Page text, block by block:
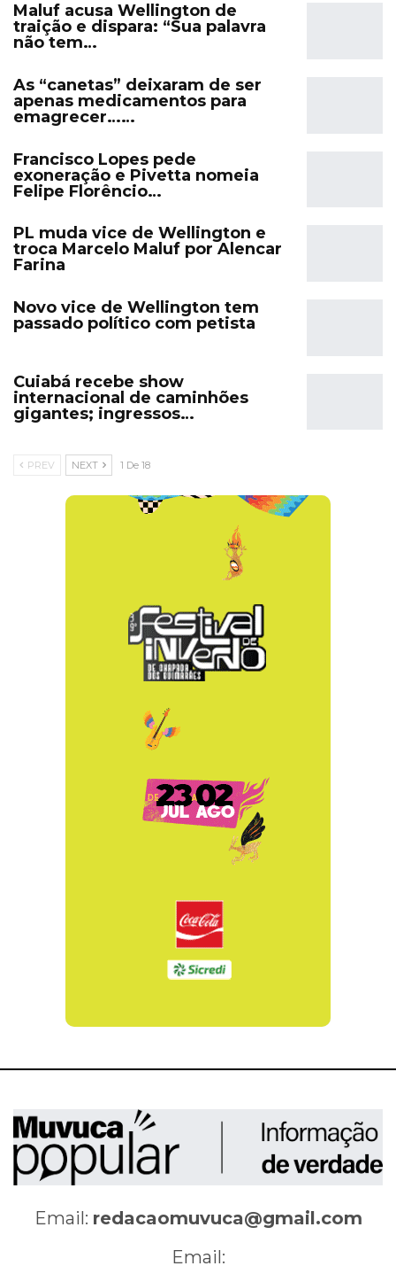
Maluf acusa Wellington de
traição e dispara: “Sua palavra
não tem…
As “canetas” deixaram de ser
apenas medicamentos para
emagrecer……
Francisco Lopes pede
exoneração e Pivetta nomeia
Felipe Florêncio…
PL muda vice de Wellington e
troca Marcelo Maluf por Alencar
Farina
Novo vice de Wellington tem
passado político com petista
Cuiabá recebe show
internacional de caminhões
gigantes; ingressos…
PREV NEXT 1 De 18
Email: redacaomuvuca@gmail.com
Email: